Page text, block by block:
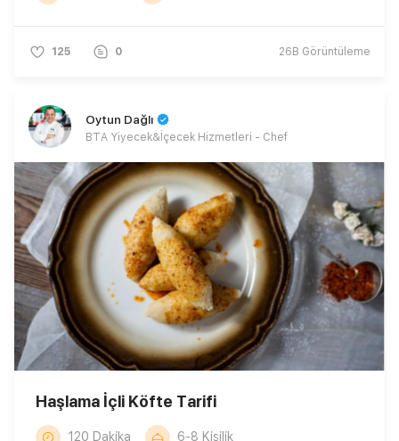
125 0 26B Görüntüleme
Oytun Dağlı
BTA Yiyecek&İçecek Hizmetleri - Chef
Haşlama İçli Köfte Tarifi
120 Dakika 6-8 Kişilik